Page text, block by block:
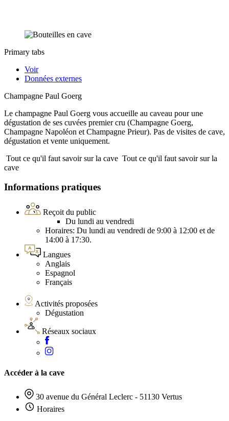
Primary tabs
Voir
Données externes
Champagne Paul Goerg
Le champagne Paul Goerg vous accueille au caveau pour une
dégustation de ses cuvées premier cru (Champagne Goerg,
Champagne Napoléon et Champagne Prieur). Pas de visites de cave,
dégustation et vente uniquement.
Tout ce qu'il faut savoir sur la cave Tout ce qu'il faut savoir sur la
cave
Informations pratiques
Reçoit du public
Du lundi au vendredi
Horaires: Du lundi au vendredi de 9:00 à 12:00 et de
14:00 à 17:30.
Langues
Anglais
Espagnol
Français
Activités proposées
Dégustation
Réseaux sociaux
Accéder à la cave
30 avenue du Général Leclerc - 51130 Vertus
Horaires